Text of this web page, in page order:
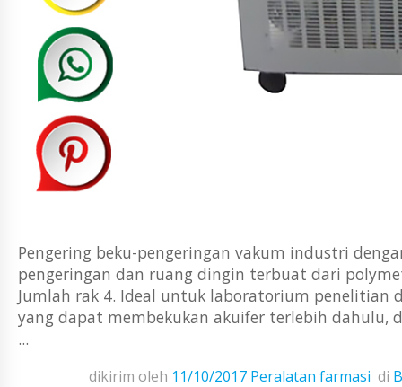
Pengering beku-pengeringan vakum industri
pengeringan dan ruang dingin terbuat dari
Jumlah rak 4. Ideal untuk laboratorium penelitian
yang dapat membekukan akuifer terlebih
...
dikirim oleh 11/10/2017 Peralatan farmasi di